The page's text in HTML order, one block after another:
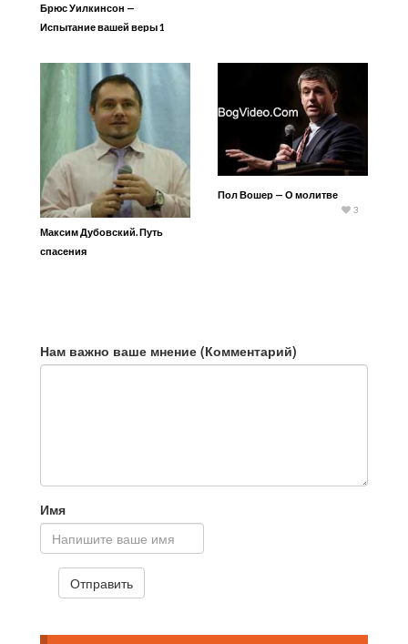
Брюс Уилкинсон —
Испытание вашей веры 1
Максим Дубовский. Путь
спасения
Пол Вошер — О молитве
3
Нам важно ваше мнение (Комментарий)
Имя